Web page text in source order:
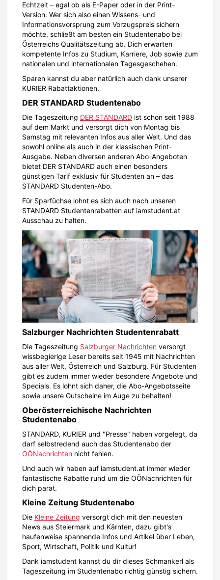
Echtzeit – egal ob als E-Paper oder in der Print-
Version. Wer sich also einen Wissens- und
Informationsvorsprung zum Vorzugspreis sichern
möchte, schließt am besten ein Studentenabo bei
Österreichs Qualitätszeitung ab. Dich erwarten
kompetente Infos zu Studium, Karriere, Job sowie zum
nationalen und internationalen Tagesgeschehen.
Sparen kannst du aber natürlich auch dank unserer
KURIER Rabattaktionen.
DER STANDARD Studentenabo
Die Tageszeitung DER STANDARD ist schon seit 1988
auf dem Markt und versorgt dich von Montag bis
Samstag mit relevanten Infos aus aller Welt. Und das
sowohl online als auch in der klassischen Print-
Ausgabe. Neben diversen anderen Abo-Angeboten
bietet DER STANDARD auch einen besonders
günstigen Tarif exklusiv für Studenten an – das
STANDARD Studenten-Abo.
Für Sparfüchse lohnt es sich auch nach unseren
STANDARD Studentenrabatten auf iamstudent.at
Ausschau zu halten.
Salzburger Nachrichten Studentenrabatt
Die Tageszeitung Salzburger Nachrichten versorgt
wissbegierige Leser bereits seit 1945 mit Nachrichten
aus aller Welt, Österreich und Salzburg. Für Studenten
gibt es zudem immer wieder besondere Angebote und
Specials. Es lohnt sich daher, die Abo-Angebotsseite
sowie unsere Gutscheine im Auge zu behalten!
Oberösterreichische Nachrichten
Studentenabo
STANDARD, KURIER und "Presse" haben vorgelegt, da
darf selbstredend auch das Studentenabo der
OÖNachrichten nicht fehlen.
Und auch wir haben auf iamstudent.at immer wieder
fantastische Rabatte rund um die OÖNachrichten für
dich parat.
Kleine Zeitung Studentenabo
Die Kleine Zeitung versorgt dich mit den neuesten
News aus Steiermark und Kärnten, dazu gibt's
haufenweise spannende Infos und Artikel über Leben,
Sport, Wirtschaft, Politik und Kultur!
Dank iamstudent kannst du dir dieses Schmankerl als
Tageszeitung im Studentenabo richtig günstig sichern.